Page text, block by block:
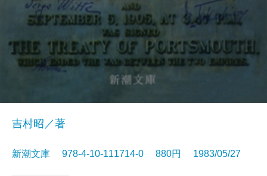
吉村昭／著
新潮文庫 978-4-10-111714-0 880円 1983/05/27